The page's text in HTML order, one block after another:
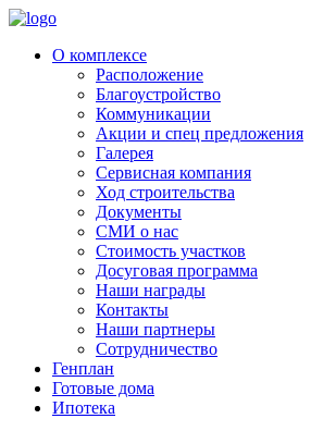
О комплексе
Расположение
Благоустройство
Коммуникации
Акции и спец предложения
Галерея
Сервисная компания
Ход строительства
Документы
СМИ о нас
Стоимость участков
Досуговая программа
Наши награды
Контакты
Наши партнеры
Сотрудничество
Генплан
Готовые дома
Ипотека